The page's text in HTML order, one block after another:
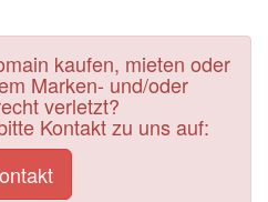
kaufen, mieten oder
Marken- und/oder
verletzt?
Kontakt zu uns auf: